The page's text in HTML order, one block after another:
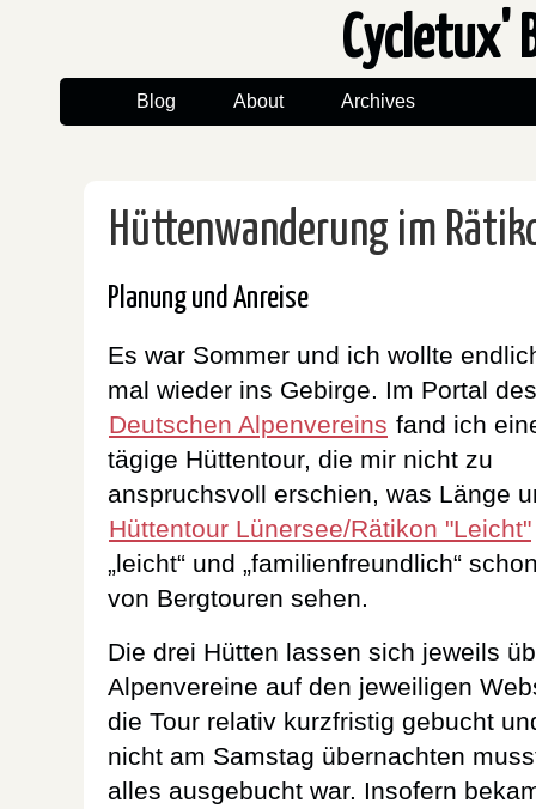
Cycletux'
Blog About Archives
Hüttenwanderung im
Planung und Anreise
Es war Sommer und ich wollte
mal wieder ins Gebirge. Im Portal des
Deutschen Alpenvereins fand ich
tägige Hüttentour, die mir nicht zu
anspruchsvoll erschien, was Länge
Hüttentour Lünersee/Rätikon "Leicht"
„leicht“ und „familienfreundlich“
von Bergtouren sehen.
Die drei Hütten lassen sich jeweils
Alpenvereine auf den jeweiligen
die Tour relativ kurzfristig gebucht
nicht am Samstag übernachten
alles ausgebucht war. Insofern